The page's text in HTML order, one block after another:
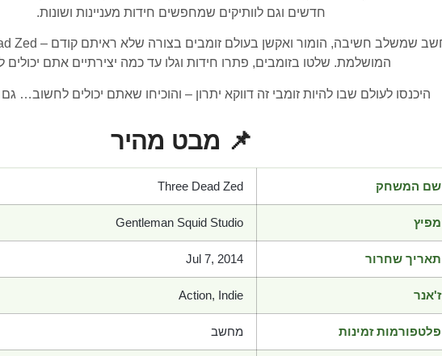
חדשים וגם לוותיקים שמחפשים חידות מעניינות ושונות.
המושלמת. שלטו בזומבים, פתרו חידות וגלו עד כמה יצירתיים אתם יכולים
היכנסו לעולם שבו להיות זומבי זה דווקא יתרון – והוכיחו שאתם יכולים לחשוב…
📌 מבט מהיר
שם המשחק Three Dead Zed
מפיץ Gentleman Squid Studio
תאריך שחרור Jul 7, 2014
ז'אנר Action, Indie
פלטפורמות זמינות מחשב